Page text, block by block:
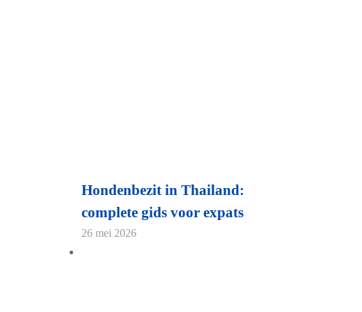
Hondenbezit in Thailand:
complete gids voor expats
26 mei 2026